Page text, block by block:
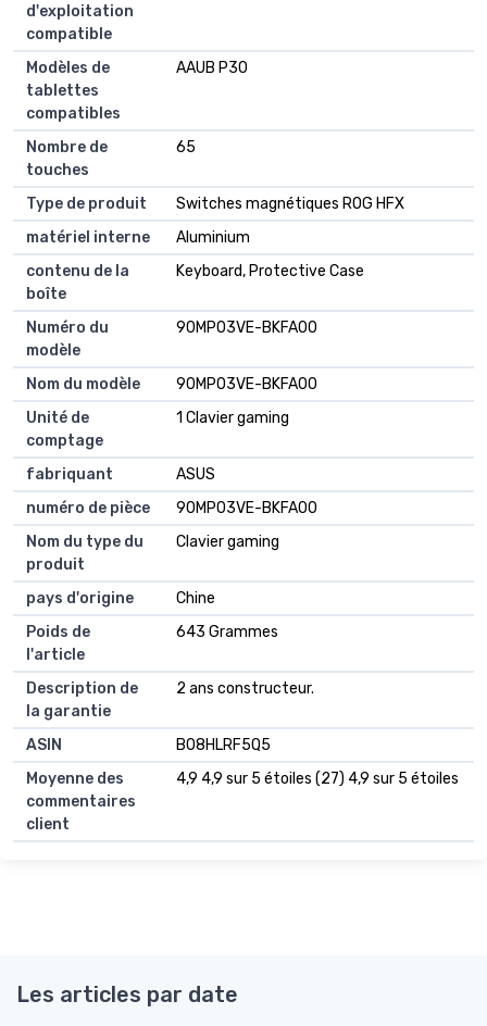
d'exploitation
compatible
Modèles de
tablettes
compatibles
AAUB P30
Nombre de
touches
65
Type de produit
Switches magnétiques ROG HFX
matériel interne
Aluminium
contenu de la
boîte
Keyboard, Protective Case
Numéro du
modèle
90MP03VE-BKFA00
Nom du modèle
90MP03VE-BKFA00
Unité de
comptage
1 Clavier gaming
fabriquant
ASUS
numéro de pièce
90MP03VE-BKFA00
Nom du type du
produit
Clavier gaming
pays d'origine
Chine
Poids de
l'article
643 Grammes
Description de
la garantie
2 ans constructeur.
ASIN
B08HLRF5Q5
Moyenne des
commentaires
client
4,9 4,9 sur 5 étoiles (27) 4,9 sur 5 étoiles
Les articles par date